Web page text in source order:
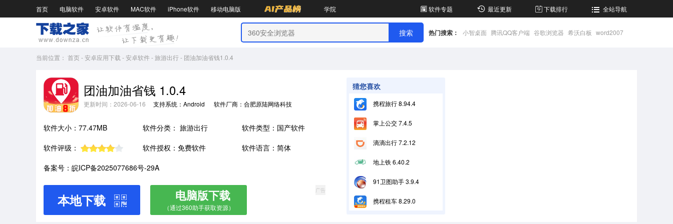
首页 电脑软件 安卓软件 MAC软件 iPhone软件 移动电脑版 学院 软件专题 最近更新 下载排行 全站导航
热门搜索： 小智桌面 腾讯QQ客户端 谷歌浏览器 希沃白板 word2007
当前位置： 首页-安卓应用下载 -安卓软件-旅游出行- 团油加油省钱1.0.4
团油加油省钱 1.0.4
更新时间：2026-06-16 支持系统：Android 软件厂商：合肥原陆网络科技有限公司
软件大小：77.47MB 软件分类： 旅游出行
软件类型：国产软件
软件评级：
软件授权：免费软件
软件语言：简体
备案号：皖ICP备2025077686号-29A
本地下载 电脑版下载
（通过360助手获取资源）
广告
猜您喜欢
携程旅行 8.94.4
掌上公交 7.4.5
滴滴出行 7.2.12
地上铁 6.40.2
91卫图助手 3.9.4
携程租车 8.29.0